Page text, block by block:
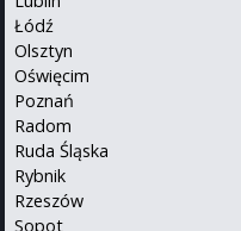
Łódź
Olsztyn
Oświęcim
Poznań
Radom
Ruda Śląska
Rybnik
Rzeszów
Sopot